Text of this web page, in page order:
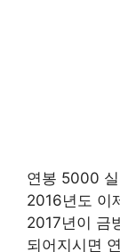
연봉 5000
2016년도 이
2017년이 금
되어지시면